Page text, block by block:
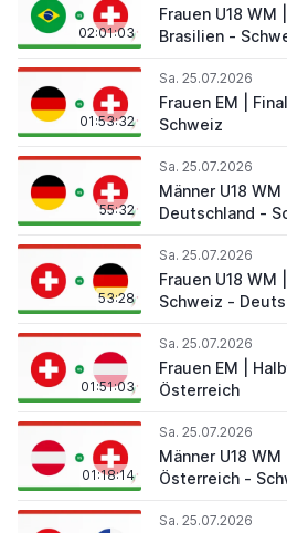
02:01:03
Frauen U18 WM
Brasilien -
01:53:32
Sa. 25.07.2026
Frauen EM |
Schweiz
55:32
Sa. 25.07.2026
Männer U18 WM
Deutschland -
53:28
Sa. 25.07.2026
Frauen U18 WM
Schweiz -
01:51:03
Sa. 25.07.2026
Frauen EM |
Österreich
01:18:14
Sa. 25.07.2026
Männer U18
Österreich -
Sa. 25.07.2026